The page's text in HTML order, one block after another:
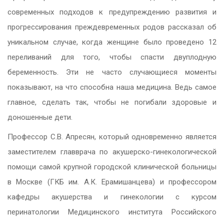
современных подходов к предупреждению развития и
прогрессирования преждевременных родов рассказал об
уникальном случае, когда женщине было проведено 12
переливаний для того, чтобы спасти двуплодную
беременность. Эти не часто случающиеся моменты
показывают, на что способна наша медицина. Ведь самое
главное, сделать так, чтобы не погибали здоровые и
доношенные дети.
Профессор С.В. Апресян, который одновременно является
заместителем главврача по акушерско-гинекологической
помощи самой крупной городской клинической больницы
в Москве (ГКБ им. А.К. Ерамишанцева) и профессором
кафедры акушерства и гинекологии с курсом
перинатологии Медицинского института Российского